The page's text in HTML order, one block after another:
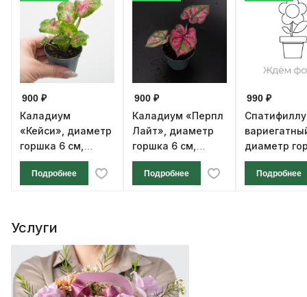
900 ₽
Каладиум
«Кейси», диаметр
горшка 6 см,
высота 12 см
Подробнее
900 ₽
Каладиум «Перпл
Лайт», диаметр
горшка 6 см,
высота 12 см
Подробнее
990 ₽
диаметр
см, высота
Подробнее
Услуги